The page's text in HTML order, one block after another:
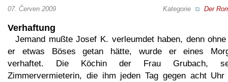
Kategorie Der
07. Červen 2009
Verhaftung
Jemand mußte Josef K. verleumdet haben, denn
er etwas Böses getan hätte, wurde er eines
verhaftet. Die Köchin der Frau Grubach,
Zimmervermieterin, die ihm jeden Tag gegen acht Uhr